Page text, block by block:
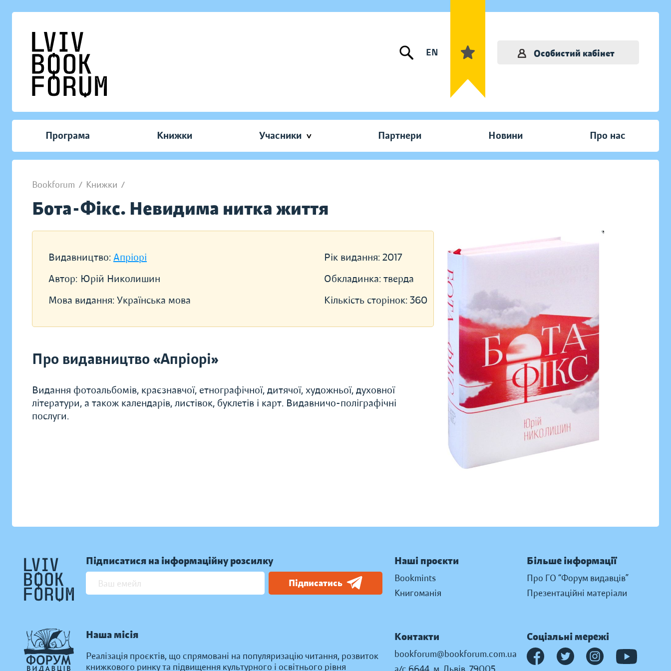
EN Особистий кабінет
Програма Книжки Учасники Партнери Новини Про нас
Bookforum / Книжки /
Бота-Фікс. Невидима нитка життя
Видавництво: Апріорі
Автор: Юрій Николишин
Мова видання: Українська мова
Рік видання: 2017
Обкладинка: тверда
Кількість сторінок: 360
Про видавництво «Апріорі»
Видання фотоальбомів, краєзнавчої, етнографічної, дитячої, художньої, духовної
літератури, а також календарів, листівок, буклетів і карт. Видавничо-поліграфічні
послуги.
Підписатися на інформаційну розсилку
Підписатись
Наша місія
Реалізація проєктів, що спрямовані на популяризацію читання, розвиток
книжкового ринку та підвищення культурного і освітнього рівня
Наші проєкти
Bookmints
Книгоманія
Більше інформації
Про ГО “Форум видавців”
Презентаційні матеріали
Контакти
bookforum@bookforum.com.ua
Соціальні мережі